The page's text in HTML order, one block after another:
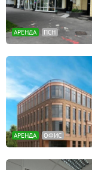
АРЕНДА ПСН
АРЕНДА ОФИС